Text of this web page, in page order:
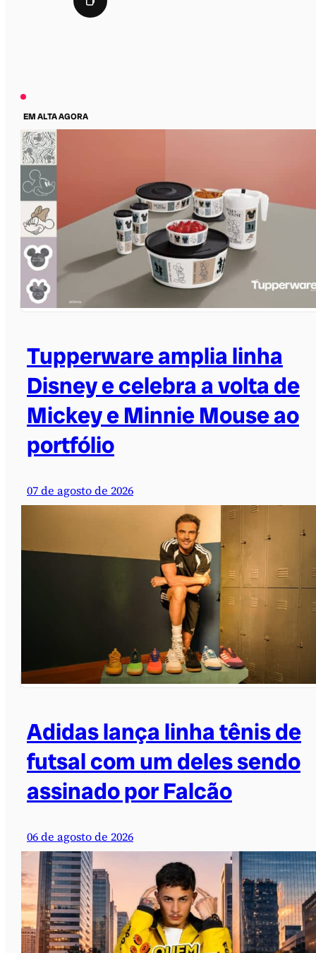
EM ALTA AGORA
Tupperware amplia linha
Disney e celebra a volta de
Mickey e Minnie Mouse ao
portfólio
07 de agosto de 2026
Adidas lança linha tênis de
futsal com um deles sendo
assinado por Falcão
06 de agosto de 2026